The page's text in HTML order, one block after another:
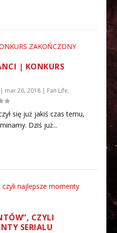
| KONKURS
| mar 26, 2018| Fan Life,
się już jakiś czas temu,
Dziś już...
CZYLI
SERIALU